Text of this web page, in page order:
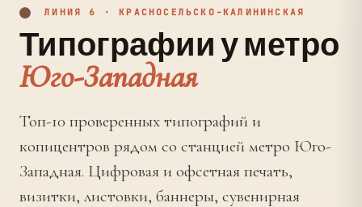
ЛИНИЯ 6 · КРАСНОСЕЛЬСКО-КАЛИНИНСКАЯ
Типографии у метро
Юго-Западная
Топ-10 проверенных типографий и
копицентров рядом со станцией метро Юго-
Западная. Цифровая и офсетная печать,
визитки, листовки, баннеры, сувенирная